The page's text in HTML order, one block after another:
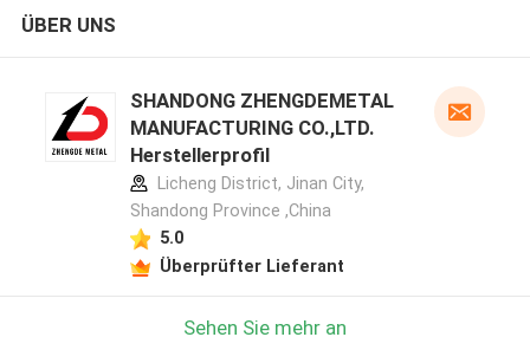
ÜBER UNS
SHANDONG ZHENGDEMETAL
MANUFACTURING CO.,LTD.
Herstellerprofil
Licheng District, Jinan City,
Shandong Province ,China
5.0
Überprüfter Lieferant
Sehen Sie mehr an